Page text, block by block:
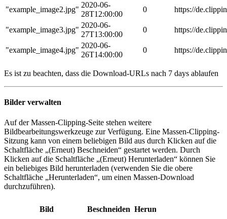
"example_image2.jpg"
2020-06-
28T12:00:00
0 https://
"example_image3.jpg"
2020-06-
27T13:00:00
0 https://
"example_image4.jpg"
2020-06-
26T14:00:00
0 https://
Es ist zu beachten, dass die Download-URLs nach 7 days ablaufen
Bilder verwalten
Auf der Massen-Clipping-Seite stehen weitere
Bildbearbeitungswerkzeuge zur Verfügung. Eine Massen-Clipping-
Sitzung kann von einem beliebigen Bild aus durch Klicken auf die
Schaltfläche „(Erneut) Beschneiden“ gestartet werden. Durch
Klicken auf die Schaltfläche „(Erneut) Herunterladen“ können Sie
ein beliebiges Bild herunterladen (verwenden Sie die obere
Schaltfläche „Herunterladen“, um einen Massen-Download
durchzuführen).